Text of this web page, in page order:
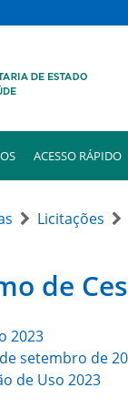
ACESSO RÁPIDO
Licitações
de
2023
setembro de
de Uso 2023